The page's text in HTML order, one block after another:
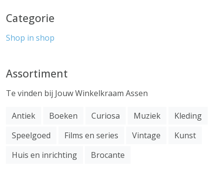
Categorie
Shop in shop
Assortiment
Te vinden bij Jouw Winkelkraam Assen
Antiek Boeken Curiosa Muziek
Kleding
Speelgoed
Films en series Vintage
Kunst
Huis en inrichting
Brocante